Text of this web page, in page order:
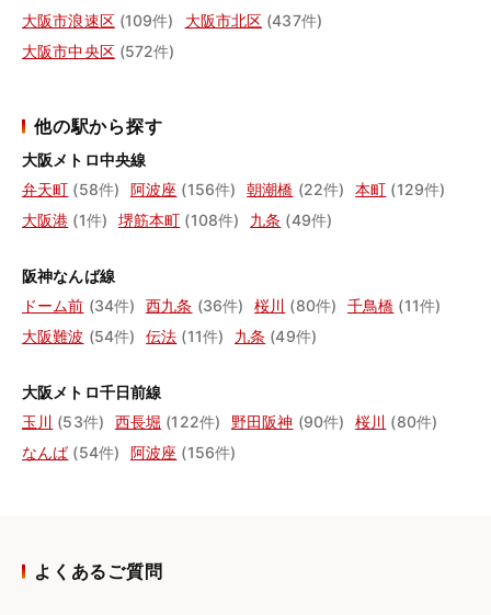
大阪市浪速区 (109件) 大阪市北区 (437件)
大阪市中央区 (572件)
他の駅から探す
大阪メトロ中央線
弁天町 (58件) 阿波座 (156件) 朝潮橋 (22件) 本町 (129件)
大阪港 (1件) 堺筋本町 (108件) 九条 (49件)
阪神なんば線
ドーム前 (34件) 西九条 (36件) 桜川 (80件) 千鳥橋 (11件)
大阪難波 (54件) 伝法 (11件) 九条 (49件)
大阪メトロ千日前線
玉川 (53件) 西長堀 (122件) 野田阪神 (90件) 桜川 (80件)
なんば (54件) 阿波座 (156件)
よくあるご質問